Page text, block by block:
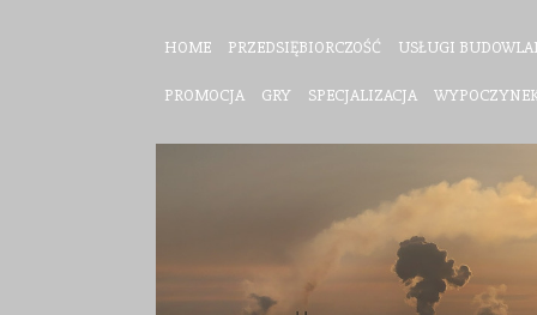
HOME PRZEDSIĘBIORCZOŚĆ USŁUGI
PROMOCJA GRY SPECJALIZACJA